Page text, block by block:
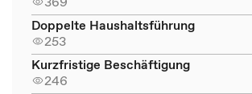
Doppelte Haushaltsführung
253
Kurzfristige Beschäftigung
246